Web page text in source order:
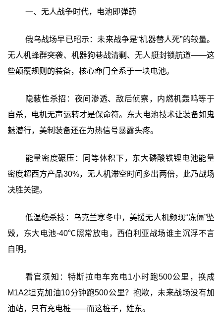
一、无人战争时代，电池即弹药
俄乌战场早已昭示：未来战争是“机器替人死”的较量。
无人机蜂群突袭、机器狗巷战清剿、无人艇封锁航道——这
些颠覆规则的装备，核心命门全系于一块电池。
隐蔽性杀招：夜间渗透、敌后侦察，内燃机轰鸣等于
自杀，电机无声运转才是保命符。东大电池技术让装备如鬼
魅潜行，美制装备还在为热信号暴露头疼。
能量密度碾压：同等体积下，东大磷酸铁锂电池能量
密度超西方产品30%，无人机滞空时间多出两倍，此乃战场
决胜关键。
低温绝杀技：乌克兰寒冬中，美援无人机频现“冻僵”坠
毁，东大电池-40℃照常放电，西伯利亚战场谁主沉浮不言
自明。
看官须知：特斯拉电车充电1小时跑500公里，换成
M1A2坦克加油10分钟跑500公里？抱歉，未来战场没有加
油站，只有充电桩——而这桩子，姓东。